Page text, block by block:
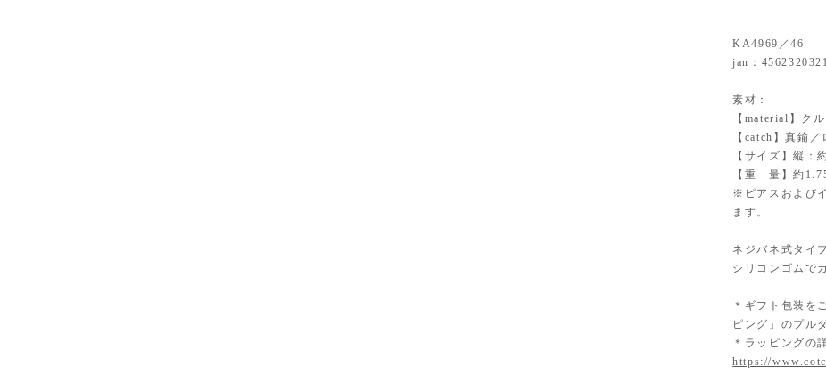
KA4969／46
jan：
素材：
【material】ク
【catch】真鍮
【サイズ】縦：
【重 量】約
※ピアスおよび
ます。
ネジバネ式タイ
シリコンゴムで
＊ギフト包装を
ピング」のプル
＊ラッピングの
https://